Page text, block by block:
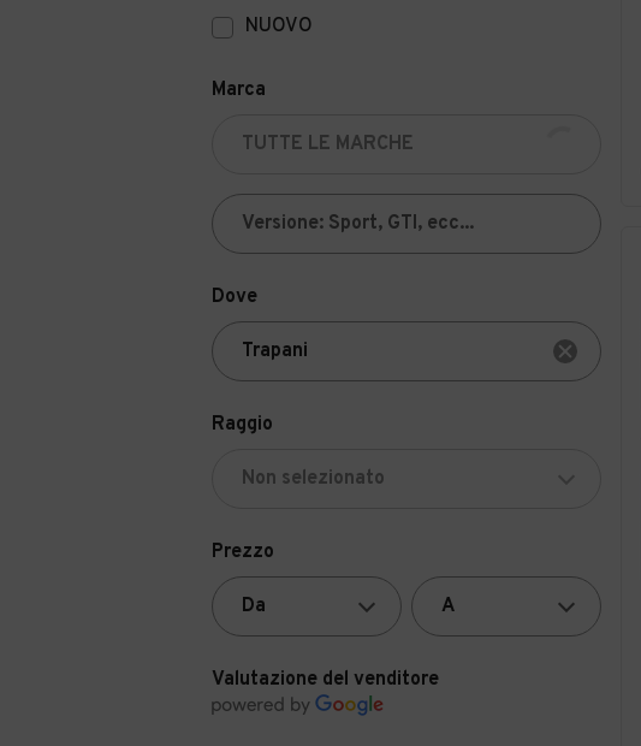
NUOVO
Marca
Dove
Raggio
Prezzo
Valutazione del venditore